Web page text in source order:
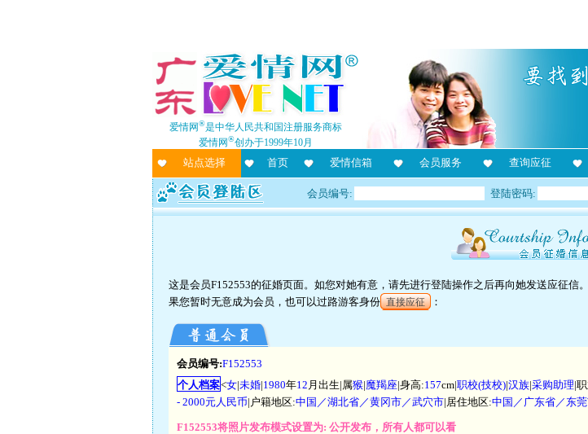
爱情网®是中华人民共和国注册服务商标
爱情网®创办于1999年10月
站点选择 首页 爱情信箱 会员服务 查询应征
会员编号: 登陆密码:
这是会员F152553的征婚页面。如您对她有意，请先进行登陆操作之后再向她发送应征信
果您暂时无意成为会员，也可以过路游客身份 直接应征 ：
会员编号:F152553
个人档案<女|未婚|1980年12 月出生|属猴|魔羯座|身高:157cm|职校(技校)|汉族|采购助理|
- 2000元人民币|户籍地区:中国／湖北省／黄冈市／武穴市|居住地区:中国／广东省／东
F152553将照片发布模式设置为: 公开发布，所有人都可以看